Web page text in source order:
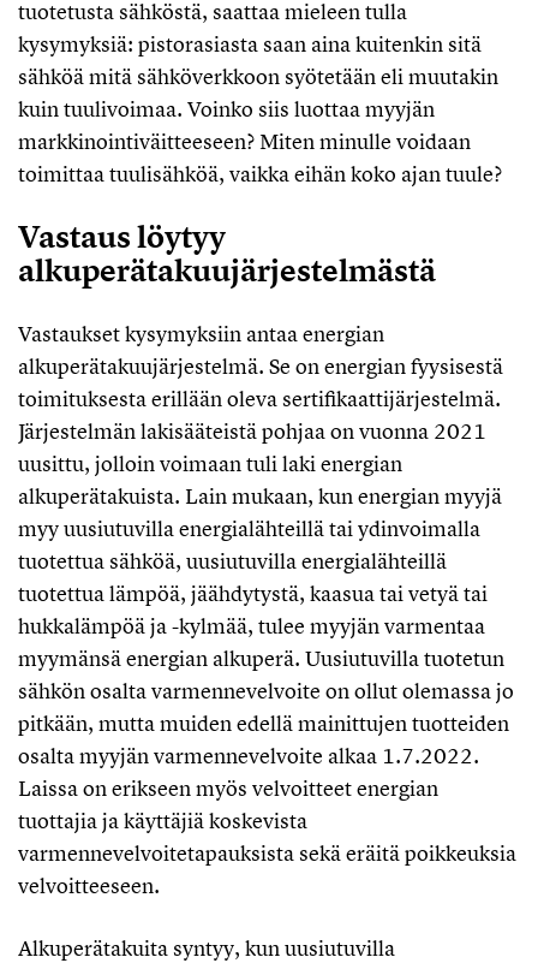
tuotetusta sähköstä, saattaa mieleen tulla
kysymyksiä: pistorasiasta saan aina kuitenkin sitä
sähköä mitä sähköverkkoon syötetään eli muutakin
kuin tuulivoimaa. Voinko siis luottaa myyjän
markkinointiväitteeseen? Miten minulle voidaan
toimittaa tuulisähköä, vaikka eihän koko ajan tuule?
Vastaus löytyy
alkuperätakuujärjestelmästä
Vastaukset kysymyksiin antaa energian
alkuperätakuujärjestelmä. Se on energian fyysisestä
toimituksesta erillään oleva sertifikaattijärjestelmä.
Järjestelmän lakisääteistä pohjaa on vuonna 2021
uusittu, jolloin voimaan tuli laki energian
alkuperätakuista. Lain mukaan, kun energian myyjä
myy uusiutuvilla energialähteillä tai ydinvoimalla
tuotettua sähköä, uusiutuvilla energialähteillä
tuotettua lämpöä, jäähdytystä, kaasua tai vetyä tai
hukkalämpöä ja -kylmää, tulee myyjän varmentaa
myymänsä energian alkuperä. Uusiutuvilla tuotetun
sähkön osalta varmennevelvoite on ollut olemassa jo
pitkään, mutta muiden edellä mainittujen tuotteiden
osalta myyjän varmennevelvoite alkaa 1.7.2022.
Laissa on erikseen myös velvoitteet energian
tuottajia ja käyttäjiä koskevista
varmennevelvoitetapauksista sekä eräitä poikkeuksia
velvoitteeseen.
Alkuperätakuita syntyy, kun uusiutuvilla